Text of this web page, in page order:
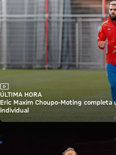
Vídeo
ÚLTIMA HORA
Eric Maxim Choupo-Moting
individual